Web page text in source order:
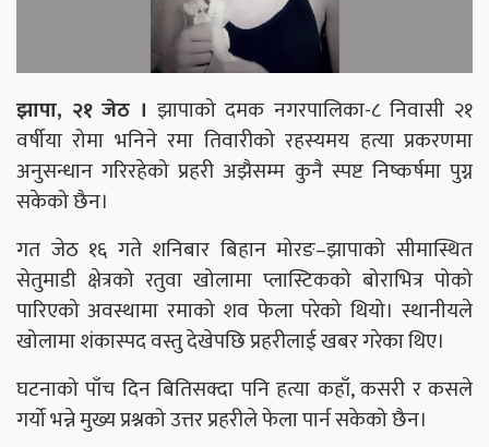
झापा, २१ जेठ । झापाको दमक नगरपालिका-८ निवासी २१
वर्षीया रोमा भनिने रमा तिवारीको रहस्यमय हत्या प्रकरणमा
अनुसन्धान गरिरहेको प्रहरी अझैसम्म कुनै स्पष्ट निष्कर्षमा पुग्न
सकेको छैन।
गत जेठ १६ गते शनिबार बिहान मोरङ–झापाको सीमास्थित
सेतुमाडी क्षेत्रको रतुवा खोलामा प्लास्टिकको बोराभित्र पोको
पारिएको अवस्थामा रमाको शव फेला परेको थियो। स्थानीयले
खोलामा शंकास्पद वस्तु देखेपछि प्रहरीलाई खबर गरेका थिए।
घटनाको पाँच दिन बितिसक्दा पनि हत्या कहाँ, कसरी र कसले
गर्यो भन्ने मुख्य प्रश्नको उत्तर प्रहरीले फेला पार्न सकेको छैन।